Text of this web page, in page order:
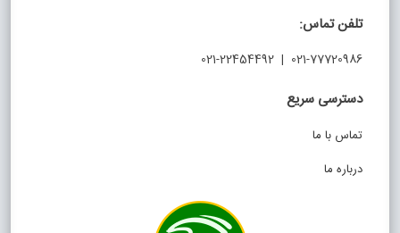
تلفن تماس:
021-77720986 | 021-22454492
دسترسی سریع
تماس با ما
درباره ما